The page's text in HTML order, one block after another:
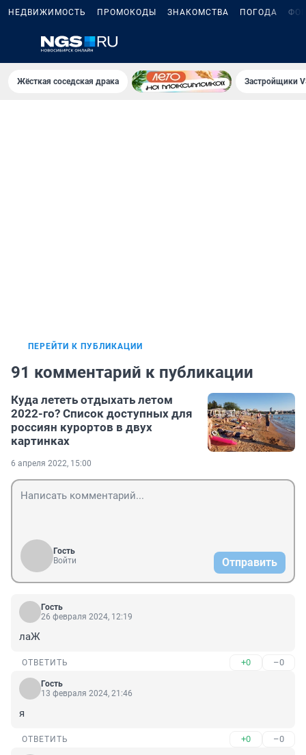
НЕДВИЖИМОСТЬ ПРОМОКОДЫ ЗНАКОМСТВА ПОГОДА
Жёсткая соседская драка Застройщики
ПЕРЕЙТИ К ПУБЛИКАЦИИ
91 комментарий к публикации
Куда лететь отдыхать летом
2022-го? Список доступных для
россиян курортов в двух
картинках
6 апреля 2022, 15:00
Гость
Войти
Отправить
Гость
26 февраля 2024, 12:19
лаЖ
ОТВЕТИТЬ +0 –0
Гость
13 февраля 2024, 21:46
я
ОТВЕТИТЬ +0 –0